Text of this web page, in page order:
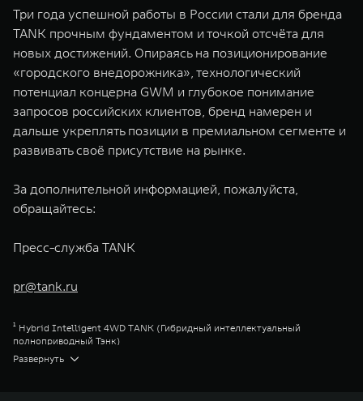
Три года успешной работы в России стали для бренда
TANK прочным фундаментом и точкой отсчёта для
новых достижений. Опираясь на позиционирование
«городского внедорожника», технологический
потенциал концерна GWM и глубокое понимание
запросов российских клиентов, бренд намерен и
дальше укреплять позиции в премиальном сегменте и
развивать своё присутствие на рынке.
За дополнительной информацией, пожалуйста,
обращайтесь:
Пресс-служба TANK
pr@tank.ru
¹ Hybrid Intelligent 4WD TANK (Гибридный интеллектуальный
полноприводный Тэнк)
² Продажи за период Март 2023 г. – Ноябрь 2025 г.
³ Сити Премиум
Развернуть